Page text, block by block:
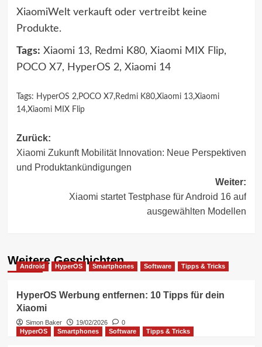
XiaomiWelt verkauft oder vertreibt keine
Produkte.
Tags: Xiaomi 13, Redmi K80, Xiaomi MIX Flip,
POCO X7, HyperOS 2, Xiaomi 14
Tags: HyperOS 2,POCO X7,Redmi K80,Xiaomi 13,Xiaomi
14,Xiaomi MIX Flip
Beitragsnavigation
Zurück:
Xiaomi Zukunft Mobilität Innovation: Neue Perspektiven
und Produktankündigungen
Weiter:
Xiaomi startet Testphase für Android 16 auf
ausgewählten Modellen
Weitere Geschichten
Android HyperOS Smartphones Software Tipps & Tricks
HyperOS Werbung entfernen: 10 Tipps für dein
Xiaomi
Simon Baker 19/02/2026
0
HyperOS
Smartphones Software Tipps & Tricks